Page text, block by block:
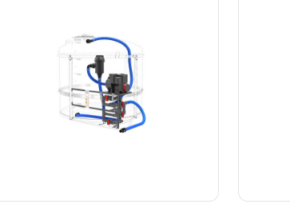
Емкости для воды 4000 литров
Емкости для воды 3000 литров
Емкости для воды 2500 литров
Емкости для воды 2000 литров
Емкости для воды 1500 литров